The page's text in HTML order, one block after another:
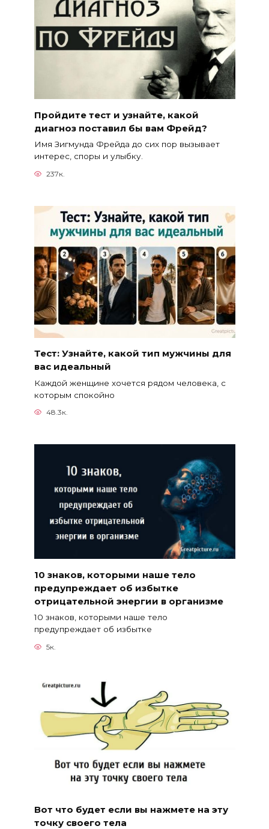
Пройдите тест и узнайте, какой
диагноз поставил бы вам Фрейд?
Имя Зигмунда Фрейда до сих пор вызывает
интерес, споры и улыбку.
237к.
Тест: Узнайте, какой тип мужчины для
вас идеальный
Каждой женщине хочется рядом человека, с
которым спокойно
48.3к.
10 знаков, которыми наше тело
предупреждает об избытке
отрицательной энергии в организме
10 знаков, которыми наше тело
предупреждает об избытке
5к.
Вот что будет если вы нажмете на эту
точку своего тела